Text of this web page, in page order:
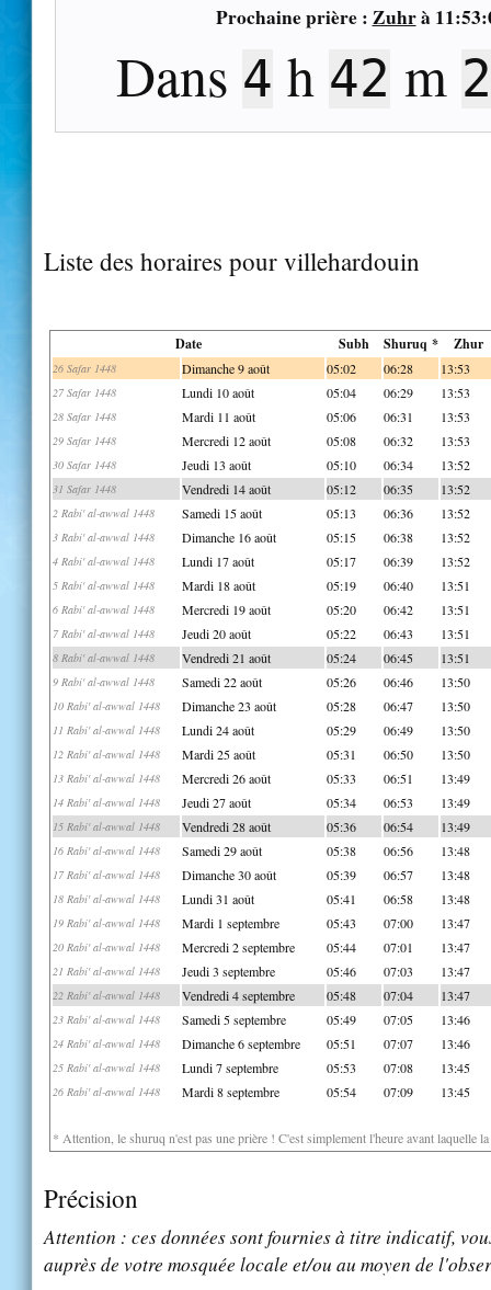
Prochaine prière : Zuhrà
Dans 4 h 42 m
Liste des horaires pour villehardouin
Date Subh Shuruq * Zhur
26 Safar 1448 Dimanche 9 août 05:02 06:28 13:53
27 Safar 1448 Lundi 10 août 05:04 06:29 13:53
28 Safar 1448 Mardi 11 août 05:06 06:31 13:53
29 Safar 1448 Mercredi 12 août 05:08 06:32 13:53
30 Safar 1448 Jeudi 13 août 05:10 06:34 13:52
31 Safar 1448 Vendredi 14 août 05:12 06:35 13:52
2 Rabi' al-awwal 1448 Samedi 15 août 05:13 06:36 13:52
3 Rabi' al-awwal 1448 Dimanche 16 août 05:15 06:38 13:52
4 Rabi' al-awwal 1448 Lundi 17 août 05:17 06:39 13:52
5 Rabi' al-awwal 1448 Mardi 18 août 05:19 06:40 13:51
6 Rabi' al-awwal 1448 Mercredi 19 août 05:20 06:42 13:51
7 Rabi' al-awwal 1448 Jeudi 20 août 05:22 06:43 13:51
8 Rabi' al-awwal 1448 Vendredi 21 août 05:24 06:45 13:51
9 Rabi' al-awwal 1448 Samedi 22 août 05:26 06:46 13:50
10 Rabi' al-awwal 1448 Dimanche 23 août 05:28 06:47 13:50
11 Rabi' al-awwal 1448 Lundi 24 août 05:29 06:49 13:50
12 Rabi' al-awwal 1448 Mardi 25 août 05:31 06:50 13:50
13 Rabi' al-awwal 1448 Mercredi 26 août 05:33 06:51 13:49
14 Rabi' al-awwal 1448 Jeudi 27 août 05:34 06:53 13:49
15 Rabi' al-awwal 1448 Vendredi 28 août 05:36 06:54 13:49
16 Rabi' al-awwal 1448 Samedi 29 août 05:38 06:56 13:48
17 Rabi' al-awwal 1448 Dimanche 30 août 05:39 06:57 13:48
18 Rabi' al-awwal 1448 Lundi 31 août 05:41 06:58 13:48
19 Rabi' al-awwal 1448 Mardi 1 septembre 05:43 07:00 13:47
20 Rabi' al-awwal 1448 Mercredi 2 septembre 05:44 07:01 13:47
21 Rabi' al-awwal 1448 Jeudi 3 septembre 05:46 07:03 13:47
22 Rabi' al-awwal 1448 Vendredi 4 septembre 05:48 07:04 13:47
23 Rabi' al-awwal 1448 Samedi 5 septembre 05:49 07:05 13:46
24 Rabi' al-awwal 1448 Dimanche 6 septembre 05:51 07:07 13:46
25 Rabi' al-awwal 1448 Lundi 7 septembre 05:53 07:08 13:45
26 Rabi' al-awwal 1448 Mardi 8 septembre 05:54 07:09 13:45
* Attention, le shuruq n'est pas une prière ! C'est simplement l'heure avant laquelle
Précision
Attention : ces données sont fournies à titre indicatif,
auprès de votre mosquée locale et/ou au moyen de